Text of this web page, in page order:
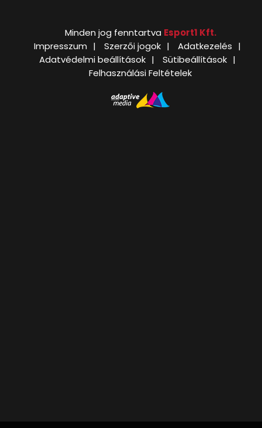
Minden jog fenntartva Esport1 Kft.
Impresszum
Szerzői jogok
Adatkezelés
Adatvédelmi beállítások
Sütibeállítások
Felhasználási Feltételek